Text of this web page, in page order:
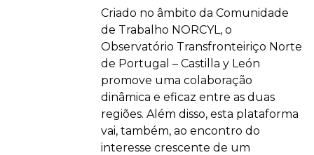
Criado no âmbito da Comunidade
de Trabalho NORCYL, o
Observatório Transfronteiriço Norte
de Portugal – Castilla y León
promove uma colaboração
dinâmica e eficaz entre as duas
regiões. Além disso, esta plataforma
vai, também, ao encontro do
interesse crescente de um